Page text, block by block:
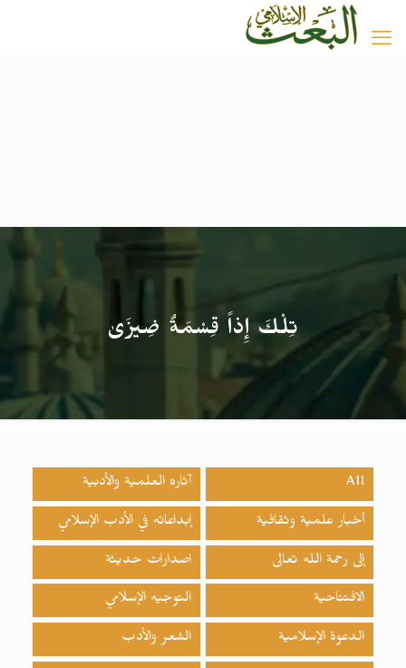
تِلْكَ إِذاً قِسْمَةٌ ضِيزَىٰ
All آثاره العلمية والأدبية
أخبار علمية وثقافية إبداعاته في الأدب الإسلامي
إلى رحمة الله تعالى اصدارات حدیثة
الافتتاحية التوجيه الإسلامي
الدعوة الإسلامية الشعر والأدب